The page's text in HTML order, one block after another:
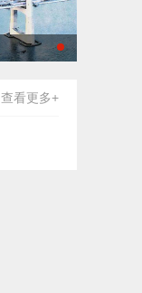
查看更多+